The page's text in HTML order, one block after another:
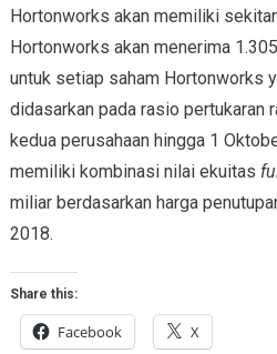
Hortonworks akan memiliki
Hortonworks akan menerima
untuk setiap saham Hortonworks
didasarkan pada rasio pertukaran
kedua perusahaan hingga 1
memiliki kombinasi nilai ekuitas
miliar berdasarkan harga
2018.
Share this:
Facebook X